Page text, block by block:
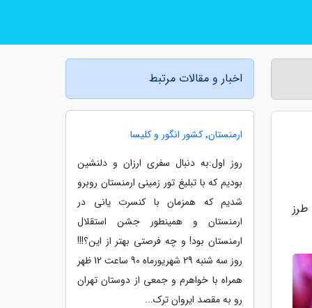
اخبار و مقالات مرتبط
ارمنستان٬ کشور انگور و کلیسا
روز اول:به دنبال سفری ارزان و دلنشین
بودیم که با تبلیغ تور زمینی ارمنستان روبرو
شدیم که همزمان با کنسرت یانی در
ارمنستان و همینطور جشن استقلال
ارمنستان بود! و چه فرصتی بهتر از این؟!!!
روز سه شنبه 29 شهریورماه 90 ساعت 12 ظهر
همراه با خواهرم و جمعی از دوستان تهران
رو به مقصد ایروان ترک...